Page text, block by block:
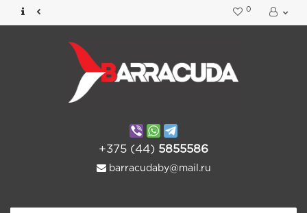
0
+375 (44) 5855586
barracudaby@mail.ru